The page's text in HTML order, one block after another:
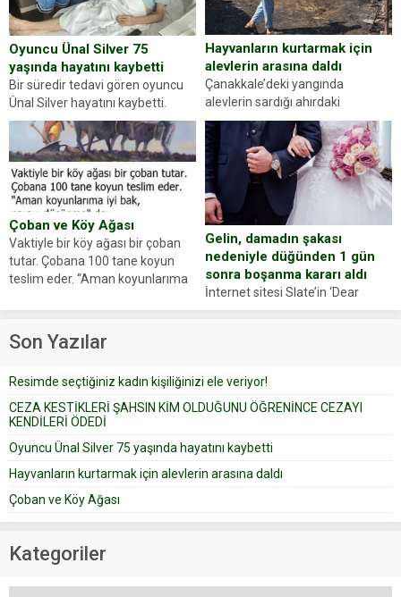
evraklarda eksik olduğunu...
Oyuncu Ünal Silver 75
yaşında hayatını kaybetti
Bir süredir tedavi gören oyuncu
Ünal Silver hayatını kaybetti.
Haberi, oyuncunun menajerlik
ajansı duyurdu. Renda Güner,
sosyal medya hesabında “Usta
Oyuncumuz ve çok değerli
dostumuz...
Hayvanların kurtarmak için
alevlerin arasına daldı
Çanakkale’deki yangında
alevlerin sardığı ahırdaki
hayvanlarını kurtarmak isteyen
Zeki Demir (66) ölümden döndü.
Yüzünde ve ellerinde yanıklar
oluşan Demir, kâbus dolu anları
anlattı… Merkeze bağlı...
Çoban ve Köy Ağası
Vaktiyle bir köy ağası bir çoban
tutar. Çobana 100 tane koyun
teslim eder. “Aman koyunlarıma
Çoban koyunları alır gider. Aylar...
Gelin, damadın şakası
nedeniyle düğünden 1 gün
sonra boşanma kararı aldı
İnternet sitesi Slate’in ‘Dear
Prudence’ isimli tavsiye köşesine
yapıştırdığı için düğünden...
Son Yazılar
Resimde seçtiğiniz kadın kişiliğinizi ele veriyor!
CEZA KESTİKLERİ ŞAHSIN KİM OLDUĞUNU ÖĞRENİNCE CEZAYI
KENDİLERİ ÖDEDİ
Oyuncu Ünal Silver 75 yaşında hayatını kaybetti
Hayvanların kurtarmak için alevlerin arasına daldı
Çoban ve Köy Ağası
Kategoriler